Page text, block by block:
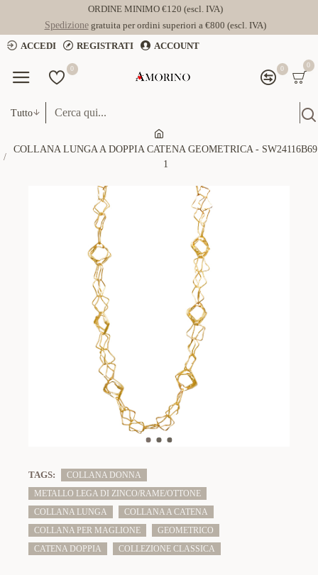
ORDINE MINIMO €120 (escl. IVA)
Spedizionegratuita per ordini superiori a €800 (escl. IVA)
ACCEDI
REGISTRATI ACCOUNT
0 0 0
Tutto
COLLANA LUNGA A DOPPIA CATENA GEOMETRICA - SW24116B69
1
TAGS:
COLLANA DONNA
METALLO LEGA DI ZINCO/RAME/OTTONE
COLLANA LUNGA
COLLANA A CATENA
COLLANA PER MAGLIONE
GEOMETRICO
CATENA DOPPIA
COLLEZIONE CLASSICA